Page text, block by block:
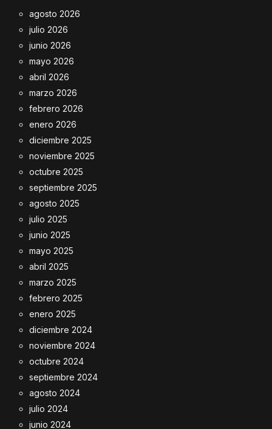
agosto 2026
julio 2026
junio 2026
mayo 2026
abril 2026
marzo 2026
febrero 2026
enero 2026
diciembre 2025
noviembre 2025
octubre 2025
septiembre 2025
agosto 2025
julio 2025
junio 2025
mayo 2025
abril 2025
marzo 2025
febrero 2025
enero 2025
diciembre 2024
noviembre 2024
octubre 2024
septiembre 2024
agosto 2024
julio 2024
junio 2024